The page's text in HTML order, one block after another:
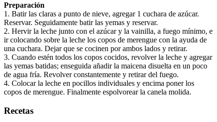
Preparación
1. Batir las claras a punto de nieve, agregar 1 cuchara de azúcar.
Reservar. Seguidamente batir las yemas y reservar.
2. Hervir la leche junto con el azúcar y la vainilla, a fuego mínimo, e
ir colocando sobre la leche los copos de merengue con la ayuda de
una cuchara. Dejar que se cocinen por ambos lados y retirar.
3. Cuando estén todos los copos cocidos, revolver la leche y agregar
las yemas batidas; enseguida añadir la maicena disuelta en un poco
de agua fría. Revolver constantemente y retirar del fuego.
4. Colocar la leche en pocillos individuales y encima poner los
copos de merengue. Finalmente espolvorear la canela molida.
Recetas